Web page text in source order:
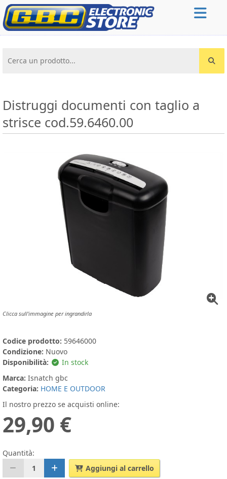
Cerca un prodotto...
Distruggi documenti con taglio a
strisce cod.59.6460.00
Clicca sull'immagine per ingrandirla
Codice prodotto: 59646000
Condizione: Nuovo
Disponibilità:
In stock
Marca: Isnatch gbc
Categoria: HOME E OUTDOOR
Il nostro prezzo se acquisti online:
29,90 €
Quantità:
1
Aggiungi al carrello